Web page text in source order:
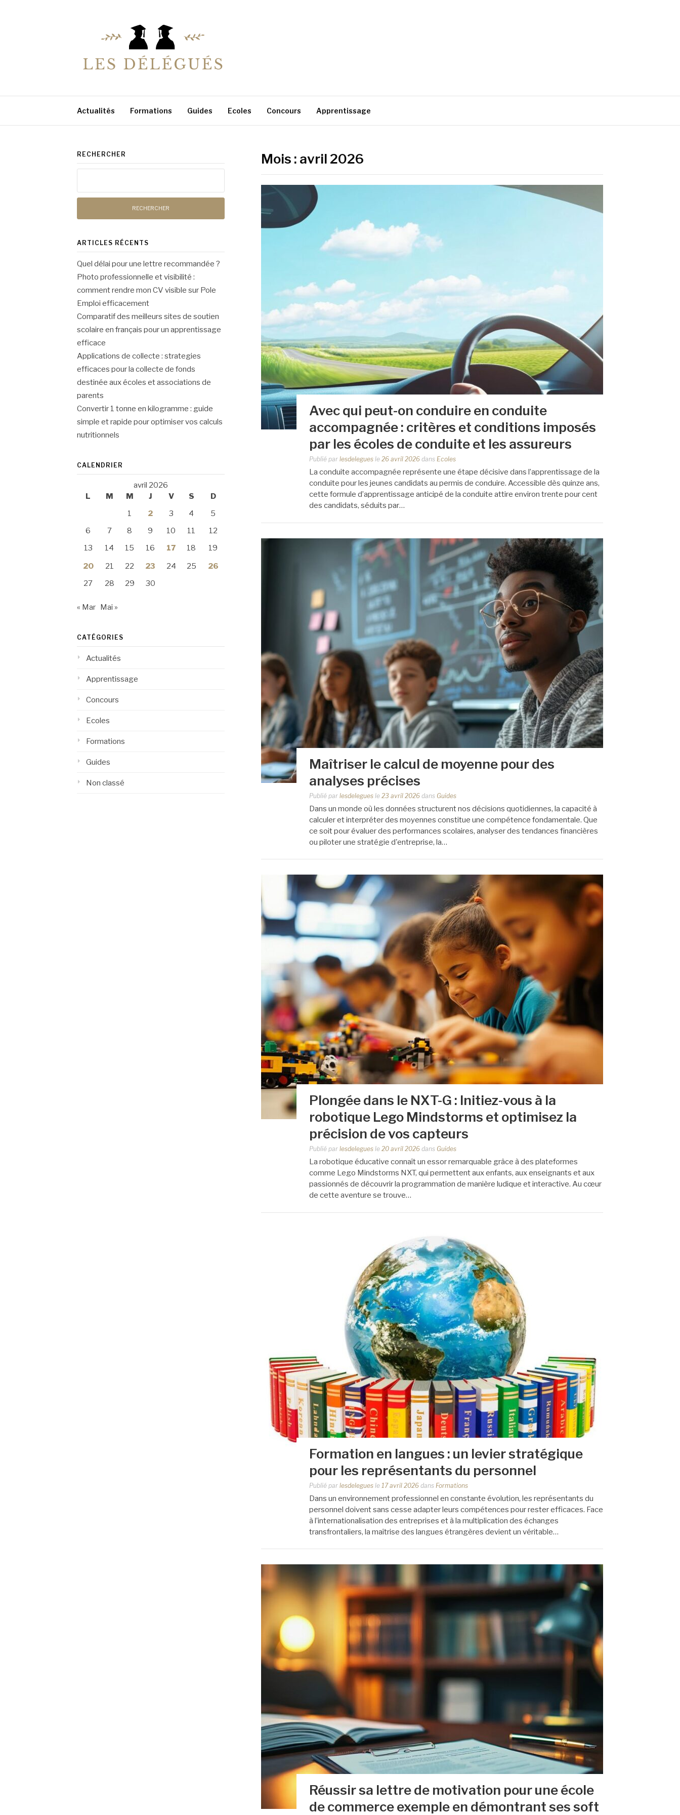
Actualités Formations Guides Ecoles Concours Apprentissage
Mois : avril 2026
Avec qui peut-on conduire en conduite
accompagnée : critères et conditions imposés
par les écoles de conduite et les assureurs
Publié par lesdelegues le 26 avril 2026 dans Ecoles
La conduite accompagnée représente une étape décisive dans l’apprentissage de la
conduite pour les jeunes candidats au permis de conduire. Accessible dès quinze ans,
cette formule d’apprentissage anticipé de la conduite attire environ trente pour cent
des candidats, séduits par…
Maîtriser le calcul de moyenne pour des
analyses précises
Publié par lesdelegues le 23 avril 2026 dans Guides
Dans un monde où les données structurent nos décisions quotidiennes, la capacité à
calculer et interpréter des moyennes constitue une compétence fondamentale. Que
ce soit pour évaluer des performances scolaires, analyser des tendances financières
ou piloter une stratégie d'entreprise, la…
Plongée dans le NXT-G : Initiez-vous à la
robotique Lego Mindstorms et optimisez la
précision de vos capteurs
Publié par lesdelegues le 20 avril 2026 dans Guides
La robotique éducative connaît un essor remarquable grâce à des plateformes
comme Lego Mindstorms NXT, qui permettent aux enfants, aux enseignants et aux
passionnés de découvrir la programmation de manière ludique et interactive. Au cœur
de cette aventure se trouve…
Formation en langues : un levier stratégique
pour les représentants du personnel
Publié par lesdelegues le 17 avril 2026 dans Formations
Dans un environnement professionnel en constante évolution, les représentants du
personnel doivent sans cesse adapter leurs compétences pour rester efficaces. Face
à l’internationalisation des entreprises et à la multiplication des échanges
transfrontaliers, la maîtrise des langues étrangères devient un véritable…
Réussir sa lettre de motivation pour une école
de commerce exemple en démontrant ses soft
RECHERCHER
ARTICLES RÉCENTS
Quel délai pour une lettre recommandée ?
Photo professionnelle et visibilité :
comment rendre mon CV visible sur Pole
Emploi efficacement
Comparatif des meilleurs sites de soutien
scolaire en français pour un apprentissage
efficace
Applications de collecte : strategies
efficaces pour la collecte de fonds
destinée aux écoles et associations de
parents
Convertir 1 tonne en kilogramme : guide
simple et rapide pour optimiser vos calculs
nutritionnels
CALENDRIER
avril 2026
L
M M J V S
D
1
2 3 4
5
6
7 8 9 10 11
12
13
14 15 16 17 18
19
20
21 22 23 24 25
26
27
28 29 30
« Mar Mai »
CATÉGORIES
Actualités
Apprentissage
Concours
Ecoles
Formations
Guides
Non classé